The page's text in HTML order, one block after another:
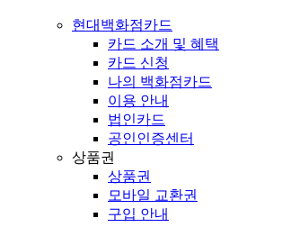
현대백화점카드
카드 소개 및 혜택
카드 신청
나의 백화점카드
이용 안내
법인카드
공인인증센터
상품권
상품권
모바일 교환권
구입 안내